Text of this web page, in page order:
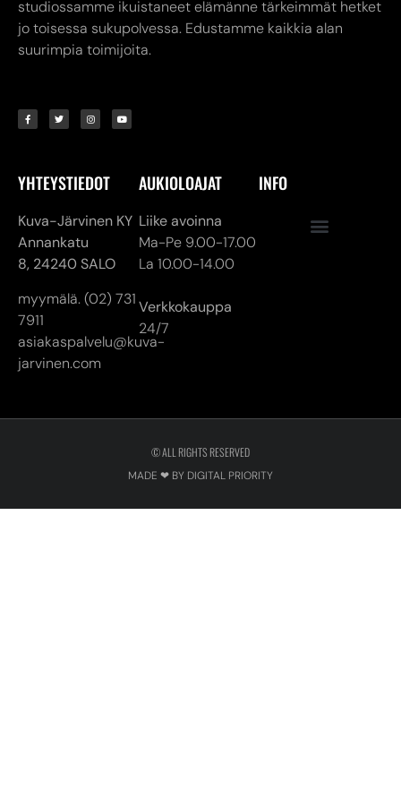
studiossamme ikuistaneet elämänne tärkeimmät hetket
jo toisessa sukupolvessa. Edustamme kaikkia alan
suurimpia toimijoita.
YHTEYSTIEDOT
Kuva-Järvinen KY
Annankatu
8, 24240 SALO
myymälä. (02) 731
7911
asiakaspalvelu@kuva-
jarvinen.com
AUKIOLOAJAT
Liike avoinna
Ma-Pe 9.00-17.00
La 10.00-14.00
Verkkokauppa
24/7
INFO
© ALL RIGHTS RESERVED
MADE ❤ BY DIGITAL PRIORITY